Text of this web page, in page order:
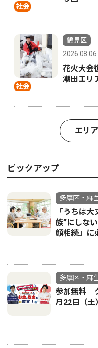
社会
社会
鶴見区
2026.08.06
花火大会
潮田エリ
エリ
ピックアップ
多摩区・麻
「うちは
族”にしな
顔相続」に
多摩区・麻
参加無料
月22日（土